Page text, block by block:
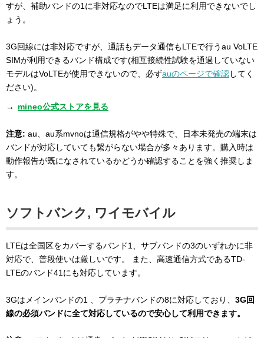
すが、補助バンドの1に非対応なのでLTEは満足に利用できないでし
ょう。
3G回線には非対応ですが、通話もデータ通信もLTEで行うau VoLTE
SIMが利用できるバンド構成です(相互接続性試験を通過していない
モデルはVoLTEが使用できないので、必ずauのページで確認してく
ださい)。
→ mineo公式ストアを見る
注意: au、au系mvnoは通信規格がやや特殊で、日本未発売の端末は
バンドが対応していても繋がらない場合が多々あります。購入時は
動作報告が既になされているかどうか確認することを強く推奨しま
す。
ソフトバンク, ワイモバイル
LTEは全国区をカバーするバンド1、サブバンドの3のいずれかに非
対応で、普段使いは厳しいです。 また、高速通信方式であるTD-
LTEのバンド41にも対応しています。
3Gはメインバンドの1 、プラチナバンドの8に対応しており、 3G回
線の必須バンドに全て対応しているので安心して利用できます。